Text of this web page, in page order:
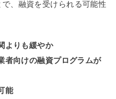
、融資を受けられる可能性
よりも緩やか
者向けの融資プログラムが
能